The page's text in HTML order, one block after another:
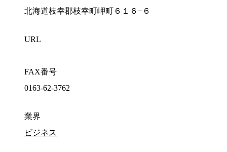
北海道枝幸郡枝幸町岬町６１６−６
URL
FAX番号
0163-62-3762
業界
ビジネス